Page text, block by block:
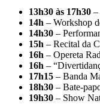
13h30 às 17h30 –
14h – Workshop
14h30 –
15h – Recital da
16h – Opereta
16h –
17h15 – Banda
18h30 – Bate-
19h30 – Show